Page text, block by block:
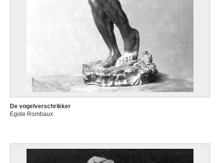
De vogelverschrikker
Egide Rombaux